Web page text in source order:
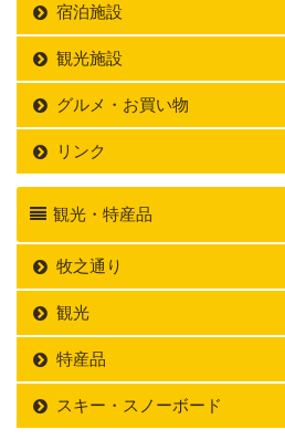
宿泊施設
観光施設
グルメ・お買い物
リンク
観光・特産品
牧之通り
観光
特産品
スキー・スノーボード